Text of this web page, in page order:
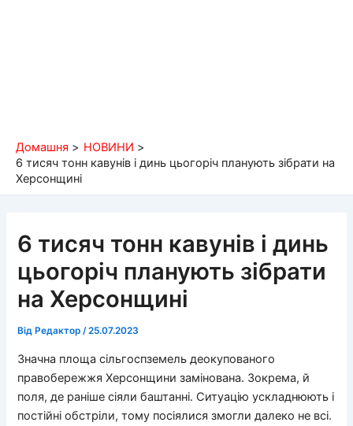
Домашня
НОВИНИ
6 тисяч тонн кавунів і динь цьогоріч планують зібрати на
Херсонщині
6 тисяч тонн кавунів і динь
цьогоріч планують зібрати
на Херсонщині
Від Редактор/25.07.2023
Значна площа сільгоспземель деокупованого
правобережжя Херсонщини замінована. Зокрема, й
поля, де раніше сіяли баштанні. Ситуацію ускладнюють і
постійні обстріли, тому посіялися змогли далеко не всі.